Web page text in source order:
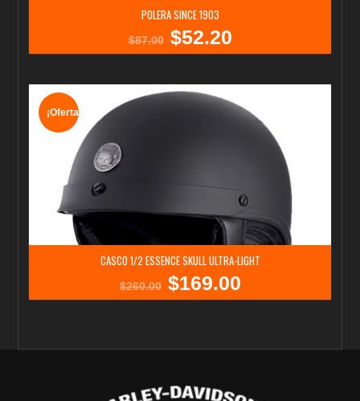
POLERA SINCE 1903
$87.00
El
$87.00.
$52.20El
¡Oferta!
CASCO 1/2 ESSENCE SKULL ULTRA-LIGHT
$260.00
El
$169.00El